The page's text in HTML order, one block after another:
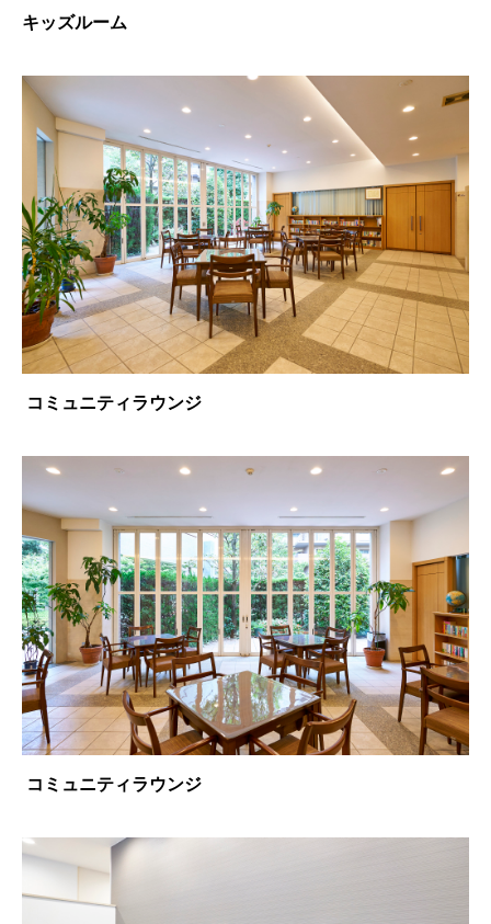
キッズルーム
コミュニティラウンジ
コミュニティラウンジ